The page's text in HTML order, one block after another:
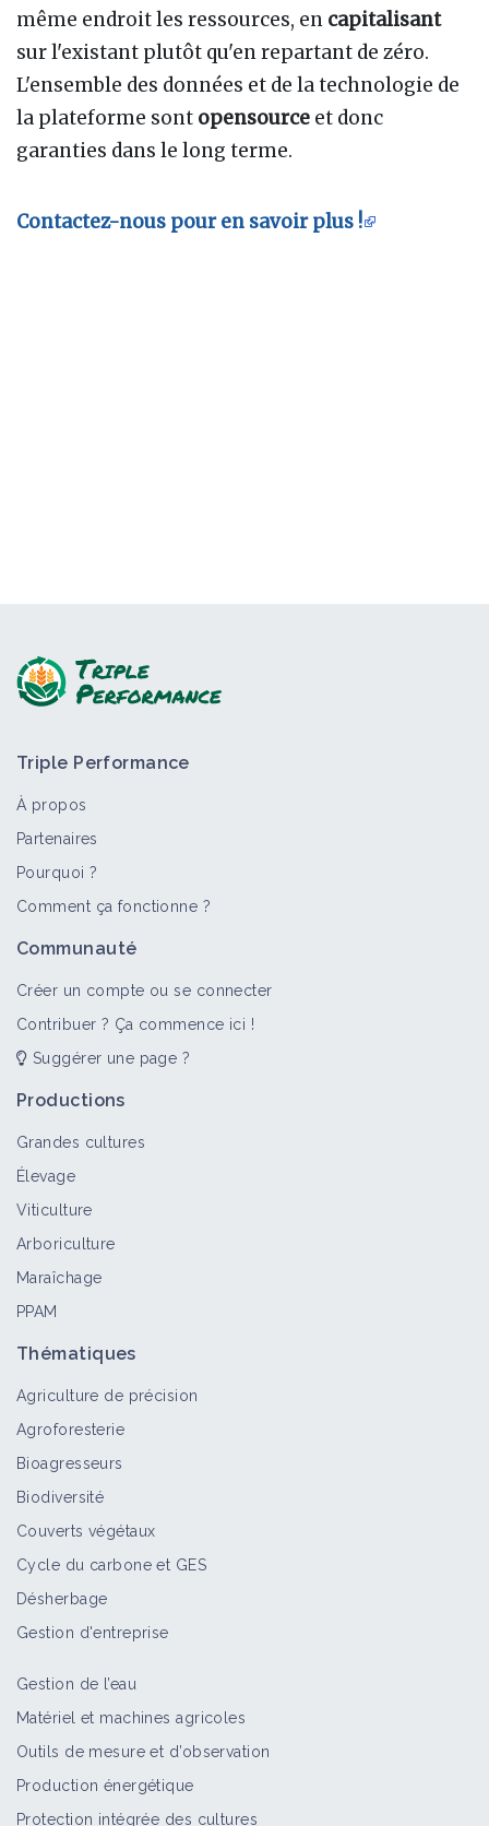
même endroit les ressources, en capitalisant
sur l'existant plutôt qu'en repartant de zéro.
L'ensemble des données et de la technologie de
la plateforme sont opensource et donc
garanties dans le long terme.
Contactez-nous pour en savoir plus !
Triple Performance
À propos
Partenaires
Pourquoi ?
Comment ça fonctionne ?
Communauté
Créer un compte ou se connecter
Contribuer ? Ça commence ici !
Suggérer une page ?
Productions
Grandes cultures
Élevage
Viticulture
Arboriculture
Maraîchage
PPAM
Thématiques
Agriculture de précision
Agroforesterie
Bioagresseurs
Biodiversité
Couverts végétaux
Cycle du carbone et GES
Désherbage
Gestion d'entreprise
Gestion de l’eau
Matériel et machines agricoles
Outils de mesure et d’observation
Production énergétique
Protection intégrée des cultures